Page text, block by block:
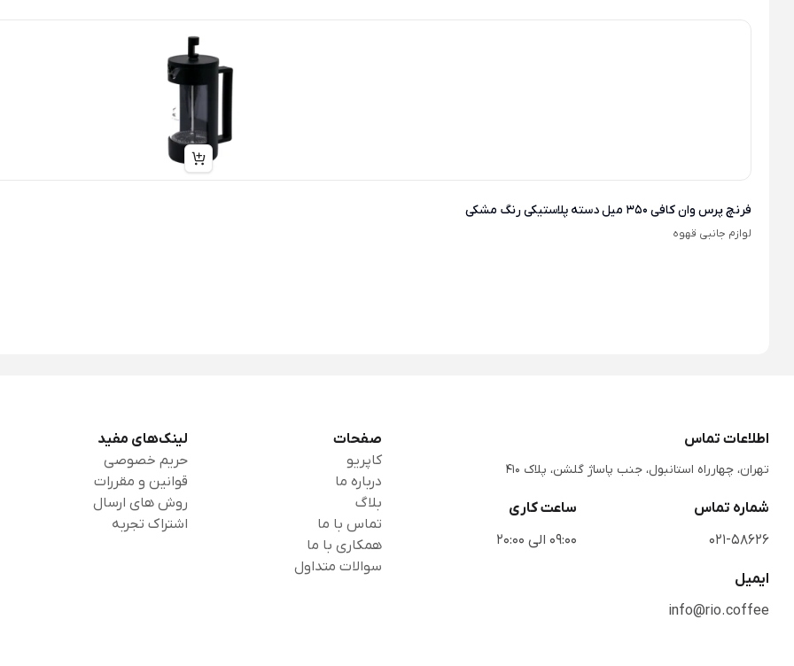
فرنچ پرس وان کافی 350 میل دسته پلاستیکی رنگ مشکی
لوازم جانبی قهوه
اطلاعات تماس
تهران، چهارراه استانبول، جنب پاساژ گلشن، پلاک 410
شماره تماس
021-58626
ساعت کاری
09:00 الی 20:00
ایمیل
info@rio.coffee
صفحات
کاپریو
درباره ما
بلاگ
تماس با ما
همکاری با ما
سوالات متداول
لینک‌های مفید
حریم خصوصی
قوانین و مقررات
روش های ارسال
اشتراک تجربه